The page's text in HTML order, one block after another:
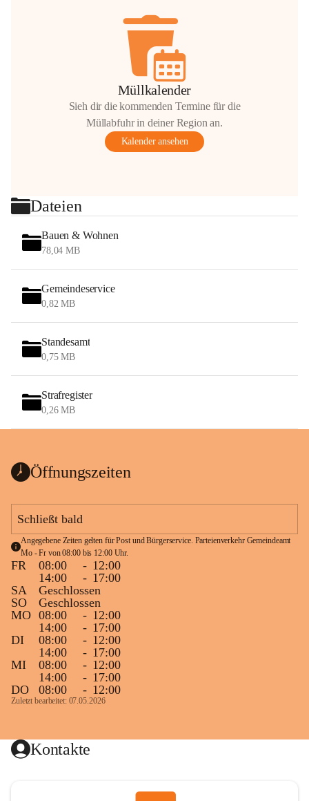
Müllkalender
Sieh dir die kommenden Termine für die
Müllabfuhr in deiner Region an.
Kalender ansehen
Dateien
Bauen & Wohnen
78,04 MB
Gemeindeservice
0,82 MB
Standesamt
0,75 MB
Strafregister
0,26 MB
Öffnungszeiten
Schließt bald
Angegebene Zeiten gelten für Post und Bürgerservice. Parteienverkehr Gemeindeamt
Mo - Fr von 08:00 bis 12:00 Uhr.
FR 08:00 - 12:00
14:00
- 17:00
SA
Geschlossen
SO
Geschlossen
MO 08:00 - 12:00
14:00
- 17:00
DI
08:00 - 12:00
14:00
- 17:00
MI
08:00 - 12:00
14:00
- 17:00
DO
08:00 - 12:00
Zuletzt bearbeitet: 07.05.2026
Kontakte